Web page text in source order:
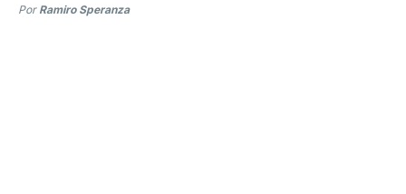
Por Ramiro Speranza